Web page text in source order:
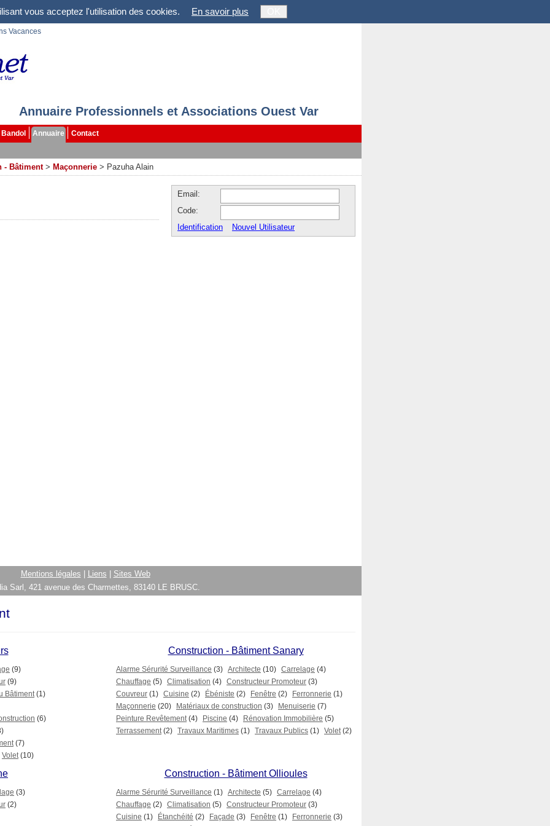
vous acceptez l'utilisation des cookies. En savoir plus
Vacances
Annuaire Professionnels et Associations Ouest Var
Bandol Annuaire
Contact
- Bâtiment > Maçonnerie > Pazuha Alain
Email:
Code:
Identification
Nouvel Utilisateur
Mentions légales Liens
Sites Web
Sarl, 421 avenue des Charmettes, 83140 LE BRUSC.
(9)
(9)
Bâtiment (1)
(6)
(7)
Volet (10)
Construction - Bâtiment Sanary
Alarme Sérurité Surveillance (3) Architecte (10) Carrelage (4)
Chauffage (5) Climatisation (4) Constructeur Promoteur (3)
Couvreur (1) Cuisine (2) Ébéniste (2) Fenêtre (2) Ferronnerie (1)
Maçonnerie (20) Matériaux de construction (3) Menuiserie (7)
Peinture Revêtement (4) Piscine (4) Rénovation Immobilière (5)
Terrassement (2) Travaux Maritimes (1) Travaux Publics (1) Volet (2)
(3)
(2)
Construction - Bâtiment Ollioules
Alarme Sérurité Surveillance (1) Architecte (5) Carrelage (4)
Chauffage (2) Climatisation (5) Constructeur Promoteur (3)
Cuisine (1) Étanchéité (2) Façade (3) Fenêtre (1) Ferronnerie (3)